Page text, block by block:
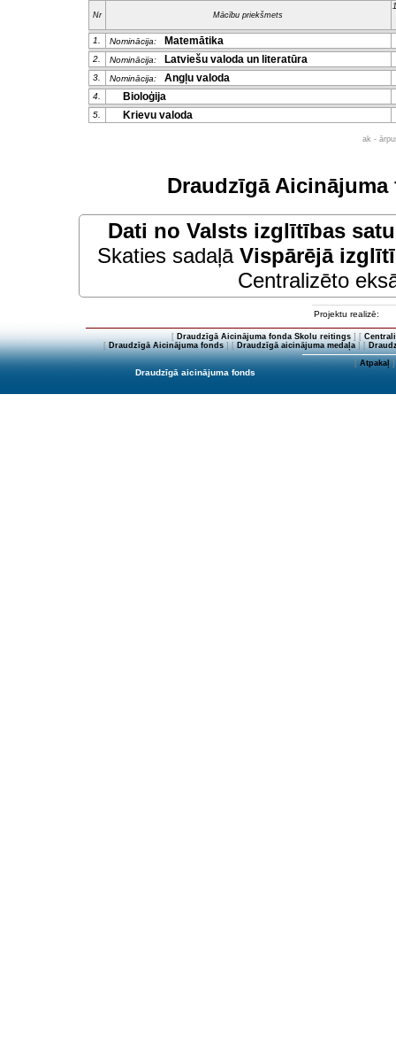
Nr Mācību priekšmets
1. Nominācija: Matemātika
2. Nominācija: Latviešu valoda un literatūra
3. Nominācija: Angļu valoda
4. Bioloģija
5. Krievu valoda
ak -
Draudzīgā
Dati no Valsts izglītības
Skaties sadaļā Vispārējā
Centralizēto
Projektu realizē:
[ Draudzīgā Aicinājuma fonda Skolu reitings] [
[Draudzīgā Aicinājuma fonds] [Draudzīgā aicinājuma medaļa] [
[Atpakaļ]
Draudzīgā aicinājuma fonds